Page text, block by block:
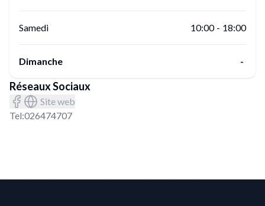
Samedi 10:00 - 18:00
Dimanche -
Réseaux Sociaux
Site web
Tel:026474707